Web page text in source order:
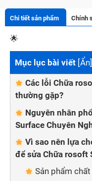
Chi tiết sản phẩm Chính
🌟
Mục lục bài viết [Ẩn]
Các lỗi Chữa
thường gặp?
Nguyên nhân
Surface Chuyên
Vì sao nên lựa
để sửa Chữa rosoft
Sản phẩm